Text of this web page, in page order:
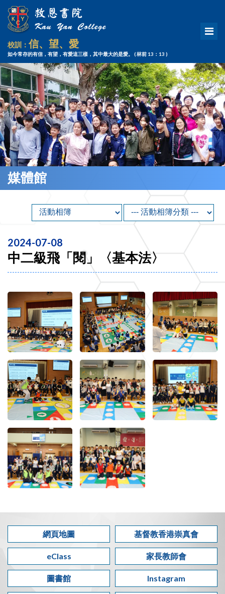
校訓：信、望、愛
如今常存的有信，有望，有愛這三樣，其中最大的是愛。 ( 林前 13：13 )
媒體館
2024-07-08
中二級飛「閱」〈基本法〉
網頁地圖 基督教香港崇真會
eClass 家長教師會
圖書館 Instagram